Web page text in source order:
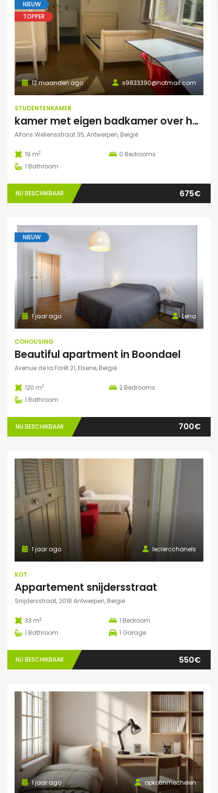
NIEUW
TOPPER
s9833390@hotmail.com
12 maanden ago
STUDENTENKAMER
kamer met eigen badkamer over het park
Alfons Wellensstraat 35, Antwerpen, België
19 m2 0 Bedrooms
1 Bathroom
NU BESCHIKBAAR 675€
NIEUW
Lena
1 jaar ago
COHOUSING
Beautiful apartment in Boondael
Avenue de la Forêt 21, Elsene, België
120 m2 2 Bedrooms
1 Bathroom
NU BESCHIKBAAR 700€
leclercchanels
1 jaar ago
KOT
Appartement snijdersstraat
Snijdersstraat, 2018 Antwerpen, België
33 m2 1 Bedroom
1 Bathroom 1 Garage
NU BESCHIKBAAR 550€
opkotinmechelen
1 jaar ago